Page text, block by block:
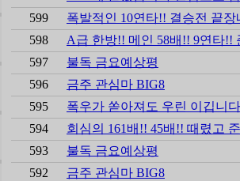
599
폭발적인 10연타!! 결승전 끝
598
A급 한방!! 메인 58배!! 9연타!!
597
불독 금요예상평
596
금주 관심마 BIG8
595
폭우가 쏟아져도 우린 이깁니
594
회심의 161배!! 45배!! 때렸고
593
불독 금요예상평
592
금주 관심마 BIG8